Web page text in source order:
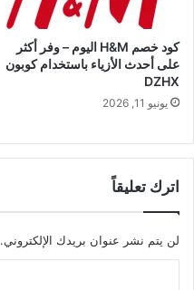
كود خصم H&M اليوم – وفر أكثر
على أحدث الأزياء باستخدام كوبون
DZHX
يونيو 11, 2026
اترك تعليقاً
لن يتم نشر عنوان بريدك الإلكتروني.